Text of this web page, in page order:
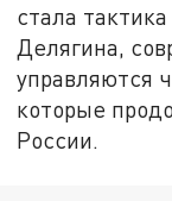
стала
Делягина,
управляются
которые
России.